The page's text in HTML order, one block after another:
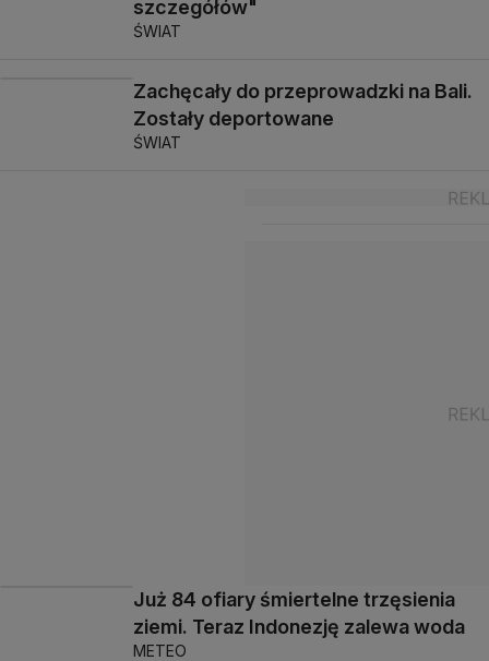
szczegółów"
ŚWIAT
Zachęcały do przeprowadzki na Bali.
Zostały deportowane
ŚWIAT
Już 84 ofiary śmiertelne trzęsienia
ziemi. Teraz Indonezję zalewa woda
METEO